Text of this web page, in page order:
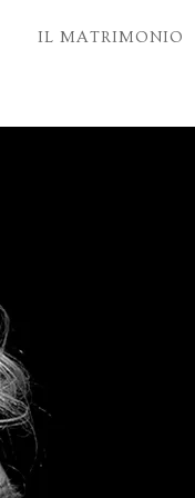
IL MATRIMONIO